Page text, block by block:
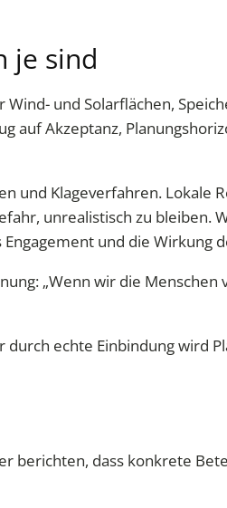
je sind
und Solarflächen,
auf Akzeptanz,
und Klageverfahren. Lokale
unrealistisch zu bleiben.
und die Wirkung
„Wenn wir die
echte Einbindung wird
berichten, dass konkrete